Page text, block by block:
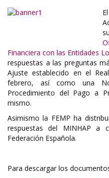
Financiera con las Entidades
respuestas a las preguntas
Ajuste establecido en el
febrero, así como una
Procedimiento del Pago a
mismo.
Asimismo la FEMP ha
respuestas del MINHAP a
Federación Española.
Para descargar los